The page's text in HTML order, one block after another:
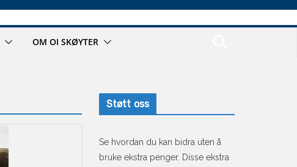
OM OI SKØYTER
Støtt oss
Se hvordan du kan bidra uten å
bruke ekstra penger. Disse ekstra